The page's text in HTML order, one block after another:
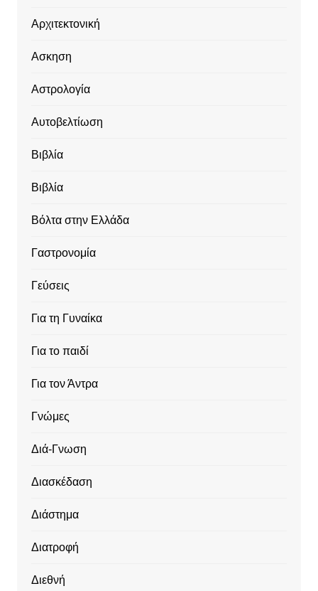
Αρχιτεκτονική
Ασκηση
Αστρολογία
Αυτοβελτίωση
Βιβλία
Βιβλία
Βόλτα στην Ελλάδα
Γαστρονομία
Γεύσεις
Για τη Γυναίκα
Για το παιδί
Για τον Άντρα
Γνώμες
Διά-Γνωση
Διασκέδαση
Διάστημα
Διατροφή
Διεθνή